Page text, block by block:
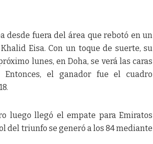
desde fuera del área que rebotó en un
Eisa. Con un toque de suerte, su
lunes, en Doha, se verá las caras
el ganador fue el cuadro
luego llegó el empate para Emiratos
del triunfo se generó a los 84 mediante